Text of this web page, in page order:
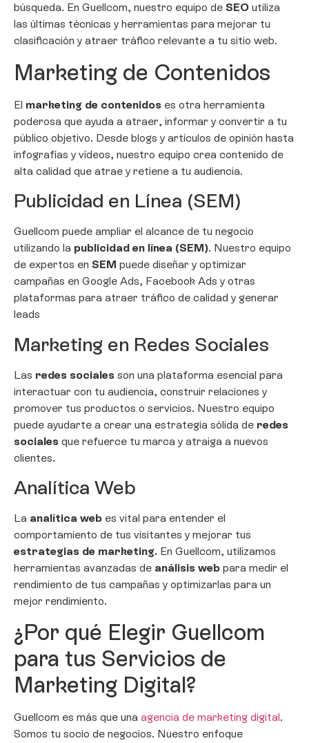
búsqueda. En Guellcom, nuestro equipo de SEO utiliza
las últimas técnicas y herramientas para mejorar tu
clasificación y atraer tráfico relevante a tu sitio web.
Marketing de Contenidos
El marketing de contenidos es otra herramienta
poderosa que ayuda a atraer, informar y convertir a tu
público objetivo. Desde blogs y artículos de opinión hasta
infografías y vídeos, nuestro equipo crea contenido de
alta calidad que atrae y retiene a tu audiencia.
Publicidad en Línea (SEM)
Guellcom puede ampliar el alcance de tu negocio
utilizando la publicidad en línea (SEM). Nuestro equipo
de expertos en SEM puede diseñar y optimizar
campañas en Google Ads, Facebook Ads y otras
plataformas para atraer tráfico de calidad y generar
leads
Marketing en Redes Sociales
Las redes sociales son una plataforma esencial para
interactuar con tu audiencia, construir relaciones y
promover tus productos o servicios. Nuestro equipo
puede ayudarte a crear una estrategia sólida de redes
sociales que refuerce tu marca y atraiga a nuevos
clientes.
Analítica Web
La analítica web es vital para entender el
comportamiento de tus visitantes y mejorar tus
estrategias de marketing. En Guellcom, utilizamos
herramientas avanzadas de análisis web para medir el
rendimiento de tus campañas y optimizarlas para un
mejor rendimiento.
¿Por qué Elegir Guellcom
para tus Servicios de
Marketing Digital?
Guellcom es más que una agencia de marketing digital.
Somos tu socio de negocios. Nuestro enfoque